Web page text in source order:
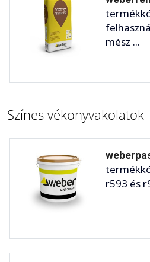
mész ...
Színes vékonyvakolatok
r593 és